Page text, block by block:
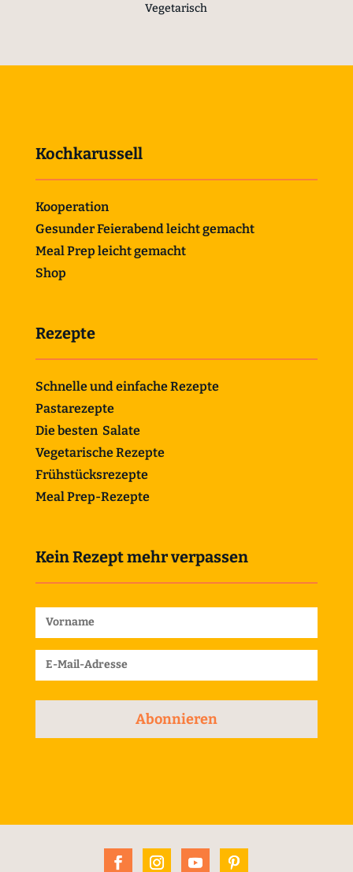
Vegetarisch
Kochkarussell
Kooperation
Gesunder Feierabend leicht gemacht
Meal Prep leicht gemacht
Shop
Rezepte
Schnelle und einfache Rezepte
Pastarezepte
Die besten Salate
Vegetarische Rezepte
Frühstücksrezepte
Meal Prep-Rezepte
Kein Rezept mehr verpassen
Abonnieren